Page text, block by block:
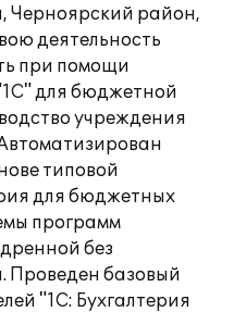
Черноярский район,
деятельность
при помощи
для бюджетной
учреждения
типовой
для бюджетных
программ
без
Проведен базовый
"1С: Бухгалтерия